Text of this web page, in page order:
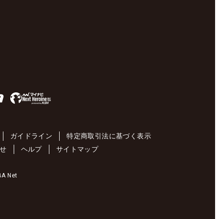
ガイドライン
特定商取引法に基づく表示
ヘルプ サイトマップ
Net